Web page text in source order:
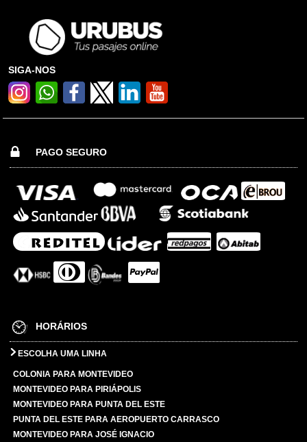
SIGA-NOS
PAGO SEGURO
HORÁRIOS
ESCOLHA UMA LINHA
COLONIA PARA MONTEVIDEO
MONTEVIDEO PARA PIRIÁPOLIS
MONTEVIDEO PARA PUNTA DEL ESTE
PUNTA DEL ESTE PARA AEROPUERTO CARRASCO
MONTEVIDEO PARA JOSÉ IGNACIO